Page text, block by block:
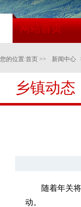
网站首页
您的位置:首页 >> 新闻中心
乡镇动态
随着年关
动。